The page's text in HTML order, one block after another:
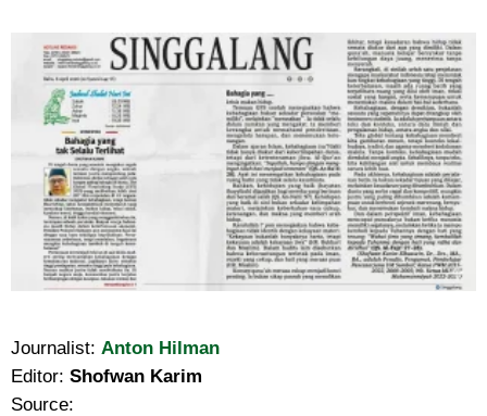
Journalist: Anton Hilman
Editor: Shofwan Karim
Source: